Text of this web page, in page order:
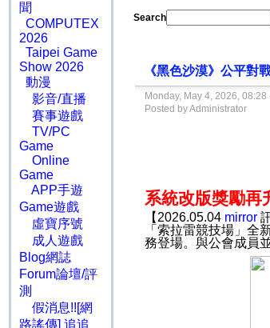
聞
COMPUTEX
2026
Taipei Game
Show 2026
動漫
影音/直播
賽事遊戲
TV/PC
Game
Online
Game
APP手遊
Game遊戲
虛寶序號
成人遊戲
Blog網誌
Forum論壇/評
測
假消息!![網
路謠傳] 追追
Search
《黑色沙漠》公平對
Monday, May 4, 2026, 08:28
Posted by Administrator
系統改版獎勵再
【2026.05.04 mirror
「索拉雷競技場」全
務登場。與公會成員